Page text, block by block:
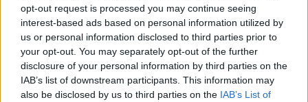
opt-out request is processed you may continue seeing
interest-based ads based on personal information utilized by
us or personal information disclosed to third parties prior to
your opt-out. You may separately opt-out of the further
disclosure of your personal information by third parties on the
IAB’s list of downstream participants. This information may
also be disclosed by us to third parties on the IAB’s List of